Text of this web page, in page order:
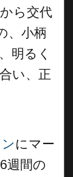
から交代
、小柄
明るく
い、正
にマー
週間の